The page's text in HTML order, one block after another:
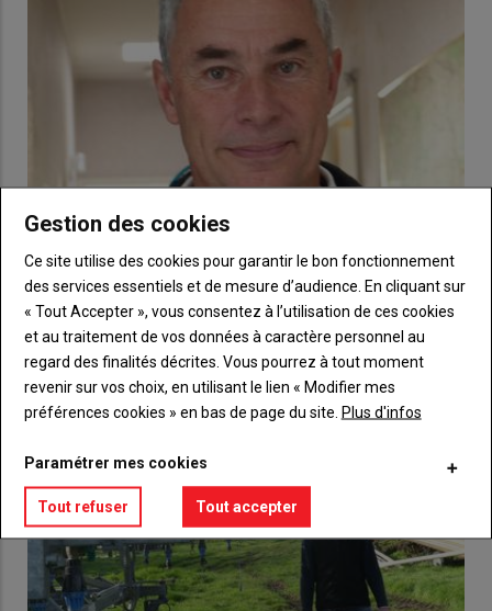
Point de vue : Rien de nouveau
25 juin 2020
Pour Denis Riollet, responsable du dossier environnement à la
chambre d’agriculture et à la FDSEA, une bonne…
Gestion des cookies
Ce site utilise des cookies pour garantir le bon fonctionnement
des services essentiels et de mesure d’audience. En cliquant sur
« Tout Accepter », vous consentez à l’utilisation de ces cookies
et au traitement de vos données à caractère personnel au
regard des finalités décrites. Vous pourrez à tout moment
revenir sur vos choix, en utilisant le lien « Modifier mes
préférences cookies » en bas de page du site. Plus d'infos
Paramétrer mes cookies
Tout refuser Tout accepter